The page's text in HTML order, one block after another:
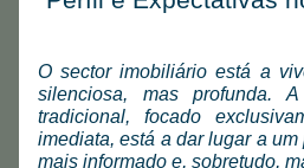
O sector imobiliário está a
silenciosa, mas profunda.
tradicional, focado
imediata, está a dar lugar a
mais informado e, sobretudo,